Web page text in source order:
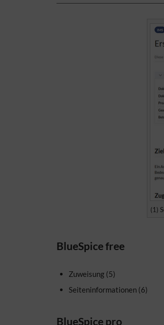
(1)
BlueSpice free
Zuweisung (5)
Seiteninformationen (6)
BlueSpice pro